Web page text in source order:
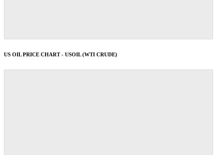
US OIL PRICE CHART - USOIL (WTI CRUDE)